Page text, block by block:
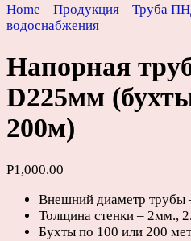
Home Продукция
Труба
водоснабжения
Напорная
D225мм
200м)
Р1,000.00
Внешний диаметр трубы
Толщина стенки – 2мм.,
Бухты по 100 или 200